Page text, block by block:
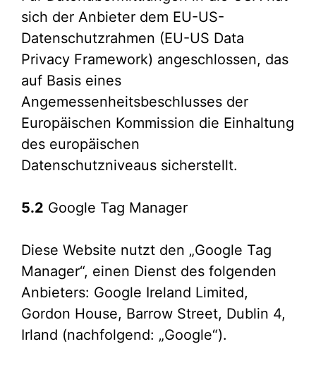
sich der Anbieter dem EU-US-
Datenschutzrahmen (EU-US Data
Privacy Framework) angeschlossen, das
auf Basis eines
Angemessenheitsbeschlusses der
Europäischen Kommission die Einhaltung
des europäischen
Datenschutzniveaus sicherstellt.
5.2 Google Tag Manager
Diese Website nutzt den „Google Tag
Manager“, einen Dienst des folgenden
Anbieters: Google Ireland Limited,
Gordon House, Barrow Street, Dublin 4,
Irland (nachfolgend: „Google“).